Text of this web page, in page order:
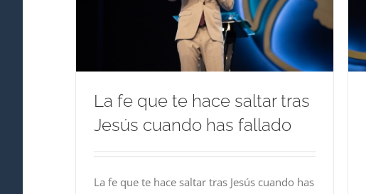
La fe que te hace saltar tras
Jesús cuando has fallado
La fe que te hace saltar tras Jesús cuando has